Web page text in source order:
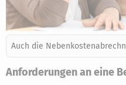
Auch die
Anforderungen an eine